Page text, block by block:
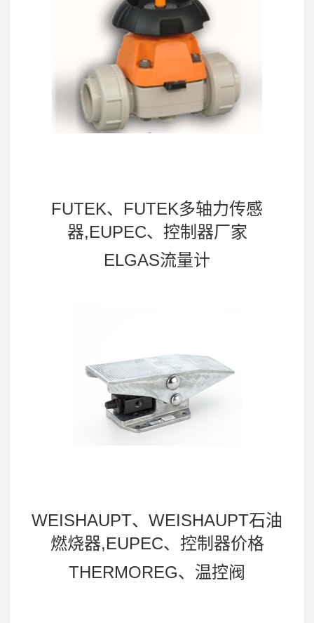
FUTEK、FUTEK多轴力传感
器,EUPEC、控制器厂家
ELGAS流量计
WEISHAUPT、WEISHAUPT石油
燃烧器,EUPEC、控制器价格
THERMOREG、温控阀